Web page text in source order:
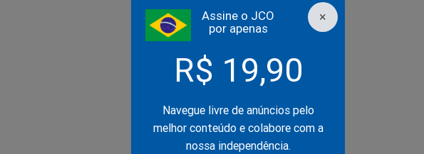
×
Assine o JCO
por apenas
R$ 19,90
Navegue livre de anúncios pelo
melhor conteúdo e colabore com a
nossa independência.